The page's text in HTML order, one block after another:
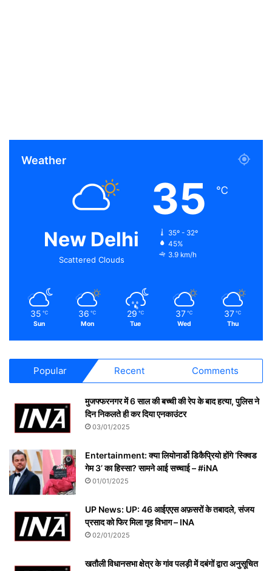
Weather
New Delhi
Scattered Clouds
35 ℃
35º - 32º
45%
3.9 km/h
35 ℃
Sun
36 ℃
Mon
29 ℃
Tue
37 ℃
Wed
37 ℃
Thu
Popular Recent Comments
मुजफ्फरनगर में 6 साल की बच्ची की रेप के बाद हत्या, पुलिस ने
दिन निकलते ही कर दिया एनकाउंटर
03/01/2025
Entertainment: क्या लियोनार्डो डिकैप्रियो होंगे ‘स्क्विड
गेम 3’ का हिस्सा? सामने आई सच्चाई – #iNA
01/01/2025
UP News: UP: 46 आईएएस अफ़सरों के तबादले, संजय
प्रसाद को फिर मिला गृह विभाग – INA
02/01/2025
खतौली विधानसभा क्षेत्र के गांव पलड़ी में दबंगों द्वारा अनुसूचित